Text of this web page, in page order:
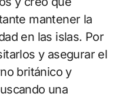
mantener la
en las islas. Por
y asegurar el
británico y
una